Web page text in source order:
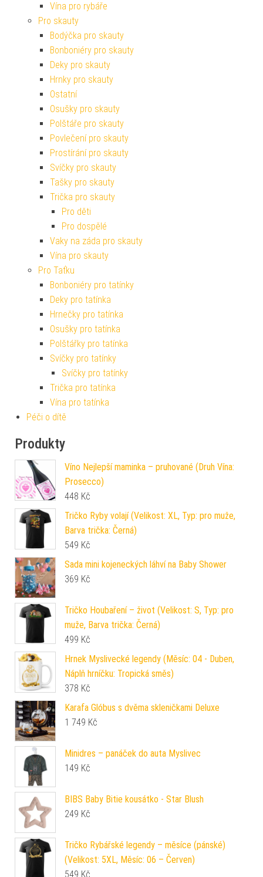
Vína pro rybáře
Pro skauty
Bodýčka pro skauty
Bonboniéry pro skauty
Deky pro skauty
Hrnky pro skauty
Ostatní
Osušky pro skauty
Polštáře pro skauty
Povlečení pro skauty
Prostírání pro skauty
Svíčky pro skauty
Tašky pro skauty
Trička pro skauty
Pro děti
Pro dospělé
Vaky na záda pro skauty
Vína pro skauty
Pro Taťku
Bonboniéry pro tatínky
Deky pro tatínka
Hrnečky pro tatínka
Osušky pro tatínka
Polštářky pro tatínka
Svíčky pro tatínky
Svíčky pro tatínky
Trička pro tatínka
Vína pro tatínka
Péči o dítě
Produkty
Víno Nejlepší maminka – pruhované (Druh Vína:
Prosecco)
448 Kč
Tričko Ryby volají (Velikost: XL, Typ: pro muže,
Barva trička: Černá)
549 Kč
Sada mini kojeneckých láhví na Baby Shower
369 Kč
Tričko Houbaření – život (Velikost: S, Typ: pro
muže, Barva trička: Černá)
499 Kč
Hrnek Myslivecké legendy (Měsíc: 04 - Duben,
Náplň hrníčku: Tropická směs)
378 Kč
Karafa Glóbus s dvěma skleničkami Deluxe
1 749 Kč
Minidres – panáček do auta Myslivec
149 Kč
BIBS Baby Bitie kousátko - Star Blush
249 Kč
Tričko Rybářské legendy – měsíce (pánské)
(Velikost: 5XL, Měsíc: 06 – Červen)
549 Kč